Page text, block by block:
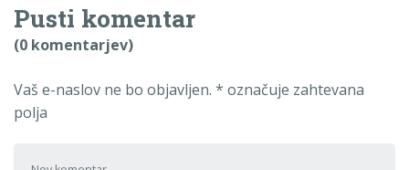
Pusti komentar
(0 komentarjev)
Vaš e-naslov ne bo objavljen. * označuje zahtevana
polja